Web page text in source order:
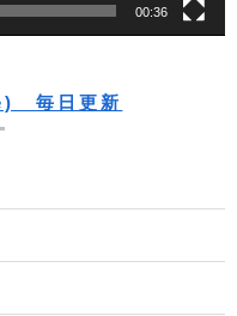
00:36
毎日更新